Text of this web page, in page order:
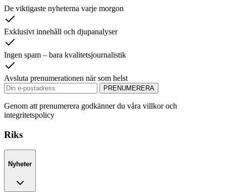
De viktigaste nyheterna varje morgon
Exklusivt innehåll och djupanalyser
Ingen spam – bara kvalitetsjournalistik
Avsluta prenumerationen när som helst
PRENUMERERA
Genom att prenumerera godkänner du våra villkor och
integritetspolicy
Riks
Nyheter